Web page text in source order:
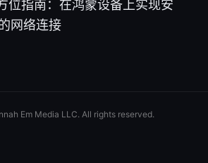
位指南：在鸿蒙设备上实现安
网络连接
Em Media LLC. All rights reserved.